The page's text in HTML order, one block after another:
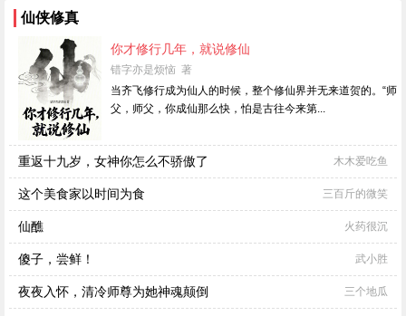
仙侠修真
你才修行几年，就说修仙
错字亦是烦恼 著
当齐飞修行成为仙人的时候，整个修仙界并无来道贺的。“师
父，师父，你成仙那么快，怕是古往今来第...
重返十九岁，女神你怎么不骄傲了 木木爱吃鱼
这个美食家以时间为食 三百斤的微笑
仙醮 火药很沉
傻子，尝鲜！ 武小胜
夜夜入怀，清冷师尊为她神魂颠倒 三个地瓜